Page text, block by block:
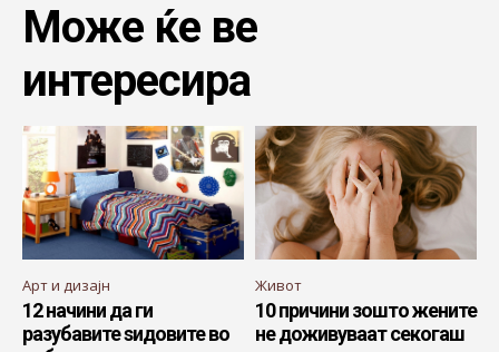
Може ќе ве
интересира
Арт и дизајн
12 начини да ги
разубавите ѕидовите во
Живот
10 причини зошто жените
не доживуваат секогаш